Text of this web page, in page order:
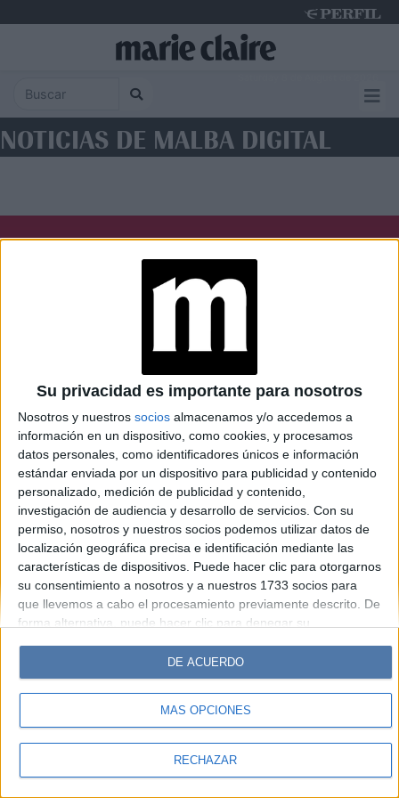
Su privacidad es importante para nosotros
Nosotros y nuestros socios almacenamos y/o accedemos a
información en un dispositivo, como cookies, y procesamos
datos personales, como identificadores únicos e información
estándar enviada por un dispositivo para publicidad y contenido
personalizado, medición de publicidad y contenido,
investigación de audiencia y desarrollo de servicios. Con su
permiso, nosotros y nuestros socios podemos utilizar datos de
localización geográfica precisa e identificación mediante las
características de dispositivos. Puede hacer clic para otorgarnos
su consentimiento a nosotros y a nuestros 1733 socios para
que llevemos a cabo el procesamiento previamente descrito. De
forma alternativa, puede hacer clic para denegar su
cambiar sus preferencias antes de otorgar su consentimiento.
Tenga en cuenta que algún procesamiento de sus datos
personales puede no requerir de su consentimiento, pero usted
tiene el derecho de rechazar tal procesamiento. Sus
sus preferencias o retirar su consentimiento en cualquier
MÁS OPCIONES
RECHAZAR
DE ACUERDO
NOTICIAS DE MALBA DIGITAL
Caras Noticias
Weekend Parabrisas
Look
Luz Mía Lunateen Break BATimes
© Perfil.com 2006-2019 - Todos los derechos reservados
Registro de Propiedad Intelectual: Nro. 5346433